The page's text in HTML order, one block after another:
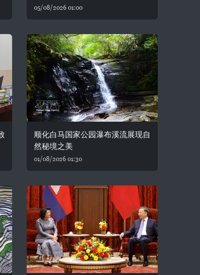
05/08/2026 01:00
顺化白马国家公园瀑布溪流展现自
然秘境之美
01/08/2026 01:30